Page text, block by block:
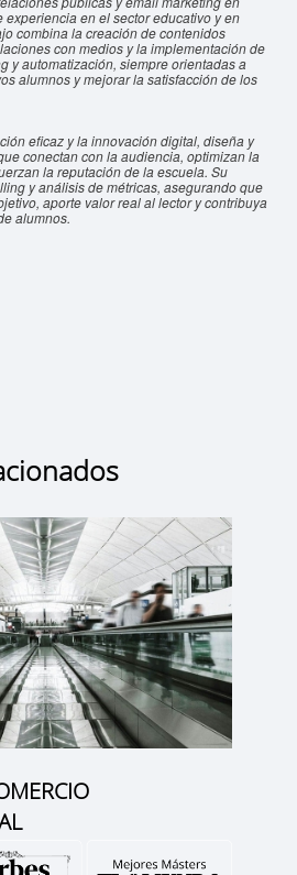
experiencia en el sector educativo y en
combina la creación de contenidos
con medios y la implementación de
y automatización, siempre orientadas a
alumnos y mejorar la satisfacción de los
eficaz y la innovación digital, diseña y
conectan con la audiencia, optimizan la
la reputación de la escuela. Su
y análisis de métricas, asegurando que
aporte valor real al lector y contribuya
alumnos.